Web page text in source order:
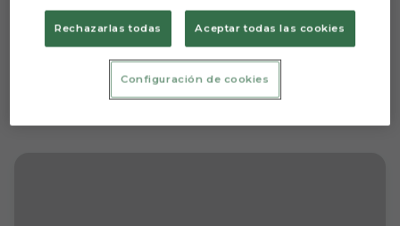
Rechazarlas todas Aceptar todas las cookies
Configuración de cookies